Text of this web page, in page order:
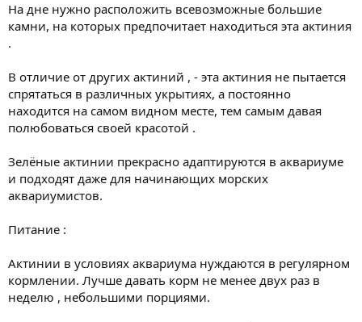
На дне нужно расположить всевозможные большие
камни, на которых предпочитает находиться эта актиния
.
В отличие от других актиний , - эта актиния не пытается
спрятаться в различных укрытиях, а постоянно
находится на самом видном месте, тем самым давая
полюбоваться своей красотой .
Зелёные актинии прекрасно адаптируются в аквариуме
и подходят даже для начинающих морских
аквариумистов.
Питание :
Актинии в условиях аквариума нуждаются в регулярном
кормлении. Лучше давать корм не менее двух раз в
неделю , небольшими порциями.